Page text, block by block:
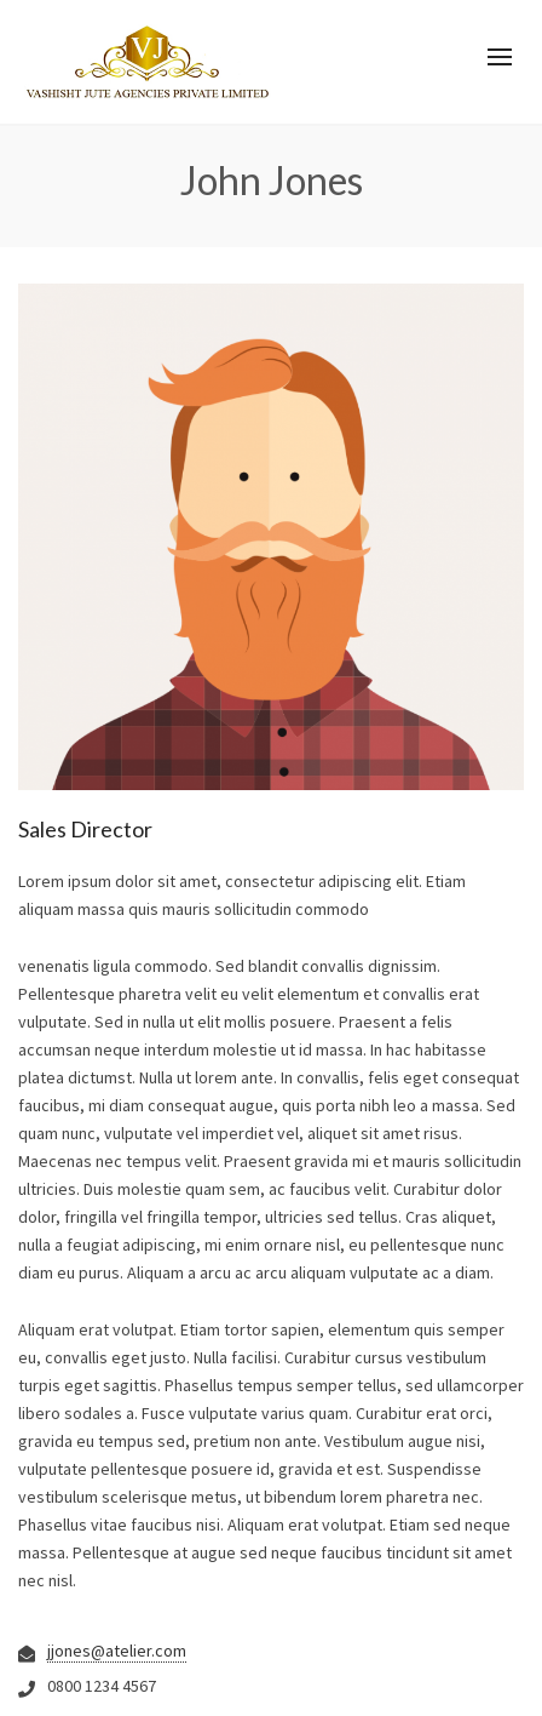
John Jones
Sales Director
Lorem ipsum dolor sit amet, consectetur adipiscing elit. Etiam
aliquam massa quis mauris sollicitudin commodo
venenatis ligula commodo. Sed blandit convallis dignissim.
Pellentesque pharetra velit eu velit elementum et convallis erat
vulputate. Sed in nulla ut elit mollis posuere. Praesent a felis
accumsan neque interdum molestie ut id massa. In hac habitasse
platea dictumst. Nulla ut lorem ante. In convallis, felis eget consequat
faucibus, mi diam consequat augue, quis porta nibh leo a massa. Sed
quam nunc, vulputate vel imperdiet vel, aliquet sit amet risus.
Maecenas nec tempus velit. Praesent gravida mi et mauris sollicitudin
ultricies. Duis molestie quam sem, ac faucibus velit. Curabitur dolor
dolor, fringilla vel fringilla tempor, ultricies sed tellus. Cras aliquet,
nulla a feugiat adipiscing, mi enim ornare nisl, eu pellentesque nunc
diam eu purus. Aliquam a arcu ac arcu aliquam vulputate ac a diam.
Aliquam erat volutpat. Etiam tortor sapien, elementum quis semper
eu, convallis eget justo. Nulla facilisi. Curabitur cursus vestibulum
turpis eget sagittis. Phasellus tempus semper tellus, sed ullamcorper
libero sodales a. Fusce vulputate varius quam. Curabitur erat orci,
gravida eu tempus sed, pretium non ante. Vestibulum augue nisi,
vulputate pellentesque posuere id, gravida et est. Suspendisse
vestibulum scelerisque metus, ut bibendum lorem pharetra nec.
Phasellus vitae faucibus nisi. Aliquam erat volutpat. Etiam sed neque
massa. Pellentesque at augue sed neque faucibus tincidunt sit amet
nec nisl.
jjones@atelier.com
0800 1234 4567